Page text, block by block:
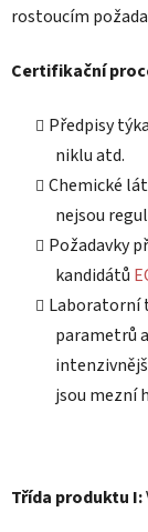
rostoucím
Certifikační
Předpisy
niklu atd.
Chemické
nejsou
Požadavky
kandidátů
Laboratorní
parametrů
jsou mezní
Třída produktu I: